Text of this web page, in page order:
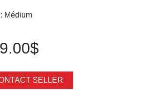
Médium
SELLER